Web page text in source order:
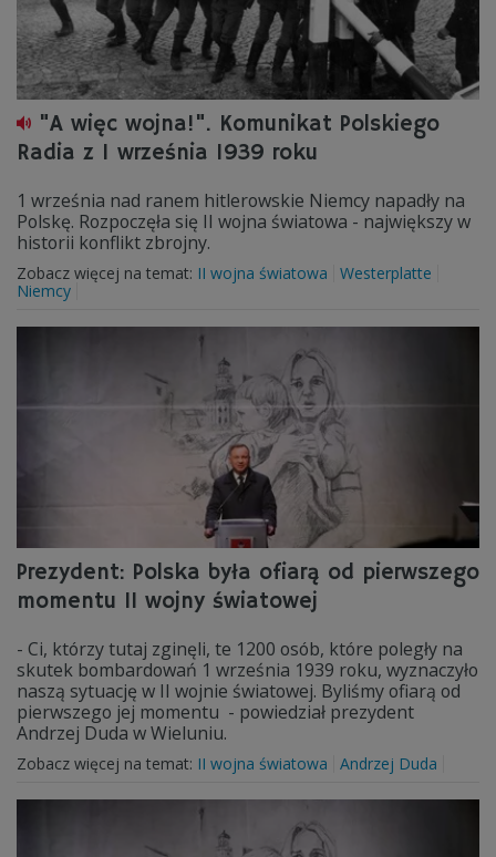
"A więc wojna!". Komunikat Polskiego
Radia z 1 września 1939 roku
1 września nad ranem hitlerowskie Niemcy napadły na
Polskę. Rozpoczęła się II wojna światowa - największy w
historii konflikt zbrojny.
Zobacz więcej na temat: II wojna światowa
Westerplatte
Niemcy
Prezydent: Polska była ofiarą od pierwszego
momentu II wojny światowej
- Ci, którzy tutaj zginęli, te 1200 osób, które poległy na
skutek bombardowań 1 września 1939 roku, wyznaczyło
naszą sytuację w II wojnie światowej. Byliśmy ofiarą od
pierwszego jej momentu - powiedział prezydent
Andrzej Duda w Wieluniu.
Zobacz więcej na temat: II wojna światowa Andrzej Duda